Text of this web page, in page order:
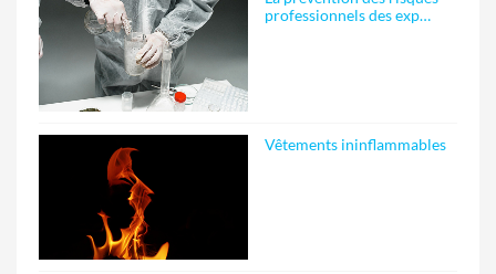
professionnels des exp…
Vêtements ininflammables